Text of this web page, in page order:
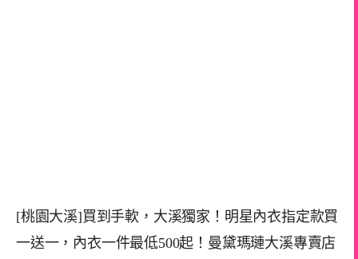
[桃園大溪]買到手軟，大溪獨家！明星內衣指定款買
一送一，內衣一件最低500起！曼黛瑪璉大溪專賣店